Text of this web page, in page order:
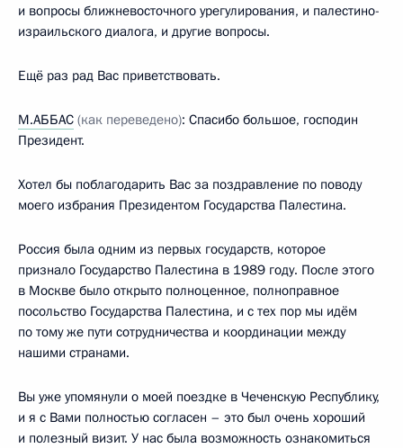
и вопросы ближневосточного урегулирования, и палестино-
израильского диалога, и другие вопросы.
Ещё раз рад Вас приветствовать.
М.АББАС (как переведено): Спасибо большое, господин
Президент.
Хотел бы поблагодарить Вас за поздравление по поводу
моего избрания Президентом Государства Палестина.
Россия была одним из первых государств, которое
признало Государство Палестина в 1989 году. После этого
в Москве было открыто полноценное, полноправное
посольство Государства Палестина, и с тех пор мы идём
по тому же пути сотрудничества и координации между
нашими странами.
Вы уже упомянули о моей поездке в Чеченскую Республику,
и я с Вами полностью согласен – это был очень хороший
и полезный визит. У нас была возможность ознакомиться